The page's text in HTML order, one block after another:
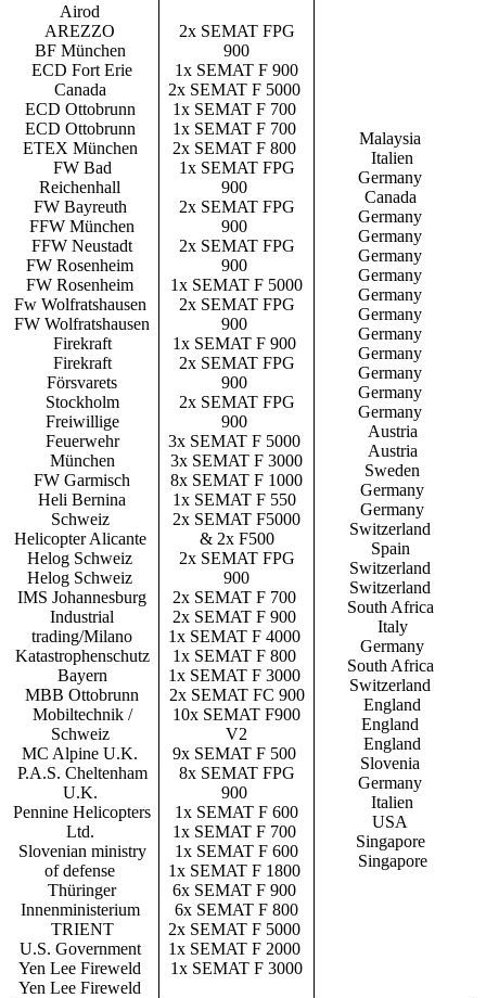
Airod
AREZZO
BF München
ECD Fort Erie
Canada
ECD Ottobrunn
ECD Ottobrunn
ETEX München
FW Bad
Reichenhall
FW Bayreuth
FFW München
FFW Neustadt
FW Rosenheim
FW Rosenheim
Fw Wolfratshausen
FW Wolfratshausen
Firekraft
Firekraft
Försvarets
Stockholm
Freiwillige
Feuerwehr
München
FW Garmisch
Heli Bernina
Schweiz
Helicopter Alicante
Helog Schweiz
Helog Schweiz
IMS Johannesburg
Industrial
trading/Milano
Katastrophenschutz
Bayern
MBB Ottobrunn
Mobiltechnik /
Schweiz
MC Alpine U.K.
P.A.S. Cheltenham
U.K.
Pennine Helicopters
Ltd.
Slovenian ministry
of defense
Thüringer
Innenministerium
TRIENT
U.S. Government
Yen Lee Fireweld
Yen Lee Fireweld
2x SEMAT FPG
900
1x SEMAT F 900
2x SEMAT F 5000
1x SEMAT F 700
1x SEMAT F 700
2x SEMAT F 800
1x SEMAT FPG
900
2x SEMAT FPG
900
2x SEMAT FPG
900
1x SEMAT F 5000
2x SEMAT FPG
900
1x SEMAT F 900
2x SEMAT FPG
900
2x SEMAT FPG
900
3x SEMAT F 5000
3x SEMAT F 3000
8x SEMAT F 1000
1x SEMAT F 550
2x SEMAT F5000
& 2x F500
2x SEMAT FPG
900
2x SEMAT F 700
2x SEMAT F 900
1x SEMAT F 4000
1x SEMAT F 800
1x SEMAT F 3000
2x SEMAT FC 900
10x SEMAT F900
V2
9x SEMAT F 500
8x SEMAT FPG
900
1x SEMAT F 600
1x SEMAT F 700
1x SEMAT F 600
1x SEMAT F 1800
6x SEMAT F 900
6x SEMAT F 800
2x SEMAT F 5000
1x SEMAT F 2000
1x SEMAT F 3000
Malaysia
Italien
Germany
Canada
Germany
Germany
Germany
Germany
Germany
Germany
Germany
Germany
Germany
Germany
Germany
Austria
Austria
Sweden
Germany
Germany
Switzerland
Spain
Switzerland
Switzerland
South Africa
Italy
Germany
South Africa
Switzerland
England
England
England
Slovenia
Germany
Italien
USA
Singapore
Singapore